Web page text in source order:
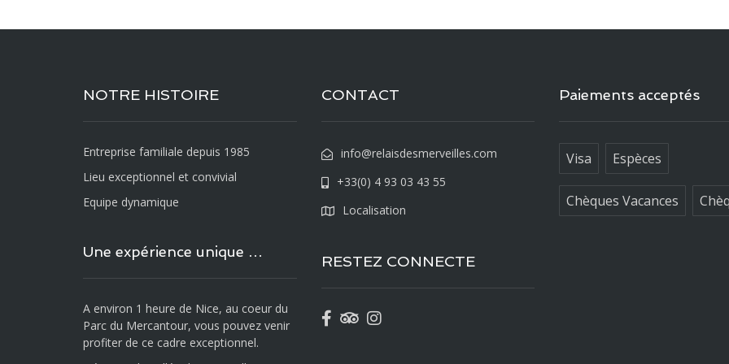
NOTRE HISTOIRE
Entreprise familiale depuis 1985
Lieu exceptionnel et convivial
Equipe dynamique
Une expérience unique …
A environ 1 heure de Nice, au coeur du
Parc du Mercantour, vous pouvez venir
profiter de ce cadre exceptionnel.
CONTACT
info@relaisdesmerveilles.com
+33(0) 4 93 03 43 55
Localisation
RESTEZ CONNECTE
Paiements acceptés
Visa Espèces
Chèques Vacances